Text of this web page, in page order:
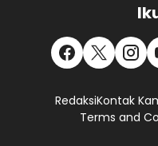
RedaksiKontak
Terms and